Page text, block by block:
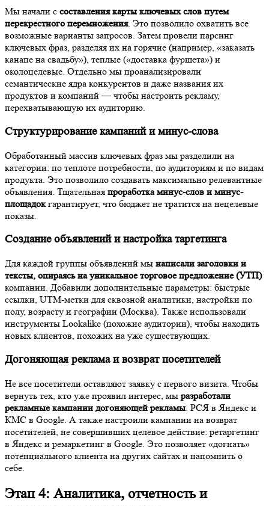
Мы начали с составления карты ключевых слов путем
перекрестного перемножения. Это позволило охватить все
возможные варианты запросов. Затем провели парсинг
ключевых фраз, разделяя их на горячие (например, «заказать
канапе на свадьбу»), теплые («доставка фуршета») и
околоцелевые. Отдельно мы проанализировали
семантические ядра конкурентов и даже названия их
продуктов и компаний — чтобы настроить рекламу,
перехватывающую их аудиторию.
Структурирование кампаний и минус-слова
Обработанный массив ключевых фраз мы разделили на
категории: по теплоте потребности, по аудиториям и по видам
продукта. Это позволило создавать максимально релевантные
объявления. Тщательная проработка минус-слов и минус-
площадокгарантирует, что бюджет не тратится на нецелевые
показы.
Создание объявлений и настройка таргетинга
Для каждой группы объявлений мы написали заголовки и
тексты, опираясь на уникальное торговое предложение (УТП)
компании. Добавили дополнительные параметры: быстрые
ссылки, UTM-метки для сквозной аналитики, настройки по
полу, возрасту и географии (Москва). Также использовали
инструменты Lookalike (похожие аудитории), чтобы находить
новых клиентов, похожих на уже существующих.
Догоняющая реклама и возврат посетителей
Не все посетители оставляют заявку с первого визита. Чтобы
вернуть тех, кто уже проявил интерес, мы разработали
рекламные кампании догоняющей рекламы: РСЯ в Яндекс и
КМС в Google. А также настроили кампании на возврат
посетителей, не совершивших целевое действие: ретаргетинг
в Яндекс и ремаркетинг в Google. Это позволяет «догнать»
потенциального клиента на других сайтах и напомнить о
себе.
Этап 4: Аналитика, отчетность и